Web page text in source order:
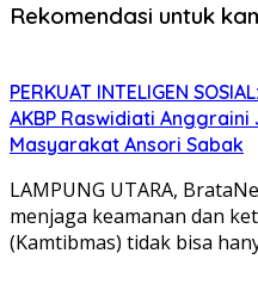
Rekomendasi untuk
PERKUAT INTELIGEN
AKBP Raswidiati
Masyarakat Ansori Sabak
LAMPUNG UTARA,
menjaga keamanan dan
(Kamtibmas) tidak bisa